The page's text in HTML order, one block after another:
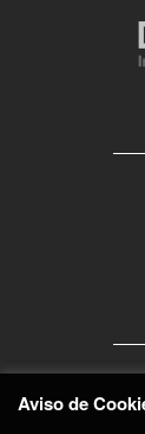
Aviso de